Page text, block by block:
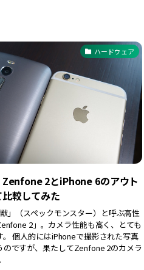
ハードウェア
Zenfone 2とiPhone 6のアウト
較してみた
」（スペックモンスター）と呼ぶ高性
2」。カメラ性能も高く、とても
個人的にはiPhoneで撮影された写真
のですが、果たしてZenfone 2のカメラ